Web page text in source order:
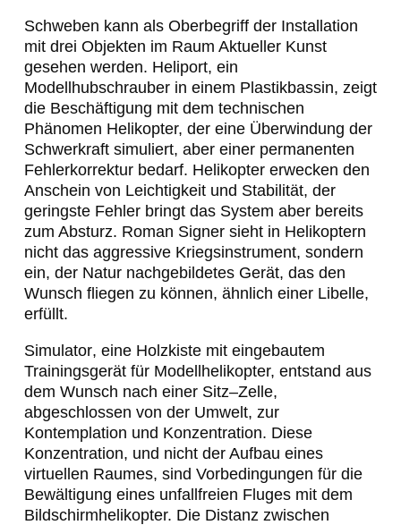
Schweben kann als Oberbegriff der Installation
mit drei Objekten im Raum Aktueller Kunst
gesehen werden. Heliport, ein
Modellhubschrauber in einem Plastikbassin, zeigt
die Beschäftigung mit dem technischen
Phänomen Helikopter, der eine Überwindung der
Schwerkraft simuliert, aber einer permanenten
Fehlerkorrektur bedarf. Helikopter erwecken den
Anschein von Leichtigkeit und Stabilität, der
geringste Fehler bringt das System aber bereits
zum Absturz. Roman Signer sieht in Helikoptern
nicht das aggressive Kriegsinstrument, sondern
ein, der Natur nachgebildetes Gerät, das den
Wunsch fliegen zu können, ähnlich einer Libelle,
erfüllt.
Simulator, eine Holzkiste mit eingebautem
Trainingsgerät für Modellhelikopter, entstand aus
dem Wunsch nach einer Sitz–Zelle,
abgeschlossen von der Umwelt, zur
Kontemplation und Konzentration. Diese
Konzentration, und nicht der Aufbau eines
virtuellen Raumes, sind Vorbedingungen für die
Bewältigung eines unfallfreien Fluges mit dem
Bildschirmhelikopter. Die Distanz zwischen